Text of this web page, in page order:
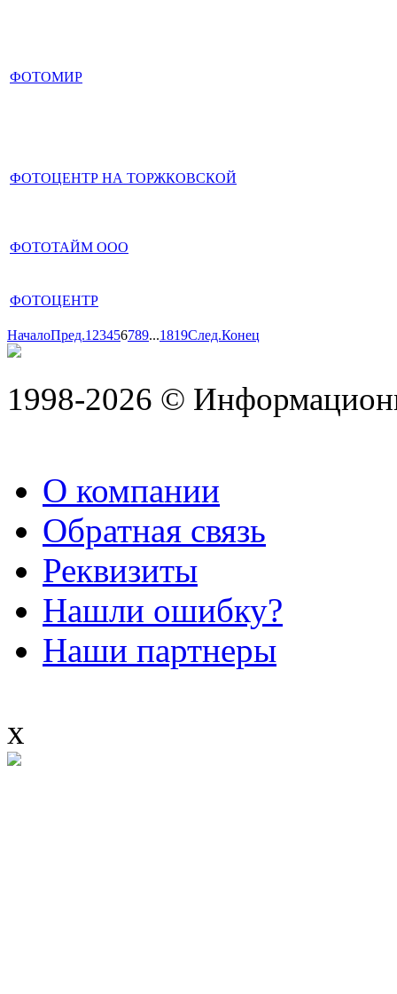
ФОТОМИР
ФОТОЦЕНТР НА ТОРЖКОВСКОЙ
ФОТОТАЙМ ООО
ФОТОЦЕНТР
НачалоПред.1 23456789...1819След.Конец
1998-2026 ©
О компании
Обратная связь
Реквизиты
Нашли ошибку?
Наши партнеры
x